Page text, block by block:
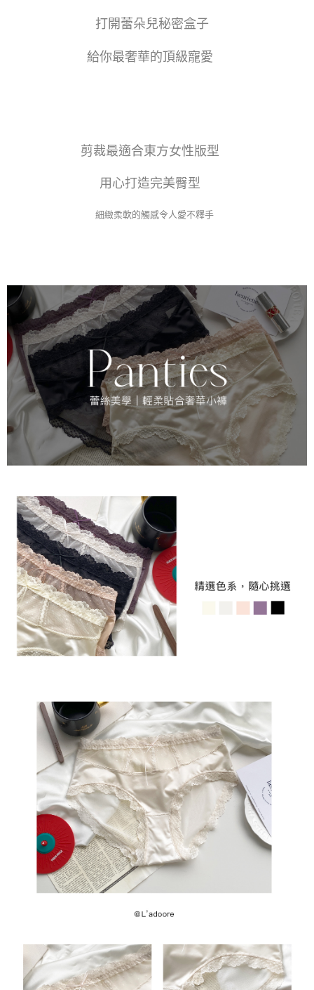
打開蕾朵兒秘密盒子
給你最奢華的頂級寵愛
剪裁最適合東方女性版型
用心打造完美臀型
細緻柔軟的觸感令人愛不釋手